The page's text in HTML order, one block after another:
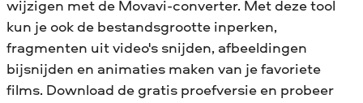
wijzigen met de Movavi-converter. Met deze tool
kun je ook de bestandsgrootte inperken,
fragmenten uit video's snijden, afbeeldingen
bijsnijden en animaties maken van je favoriete
films. Download de gratis proefversie en probeer